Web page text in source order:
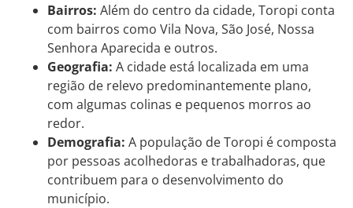
Bairros: Além do centro da cidade, Toropi conta
com bairros como Vila Nova, São José, Nossa
Senhora Aparecida e outros.
Geografia: A cidade está localizada em uma
região de relevo predominantemente plano,
com algumas colinas e pequenos morros ao
redor.
Demografia: A população de Toropi é composta
por pessoas acolhedoras e trabalhadoras, que
contribuem para o desenvolvimento do
município.